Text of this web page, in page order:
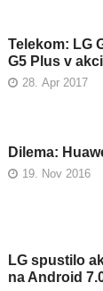
Telekom: LG
G5 Plus v
28. Apr 2017
Dilema:
19. Nov 2016
LG spustilo
na Android